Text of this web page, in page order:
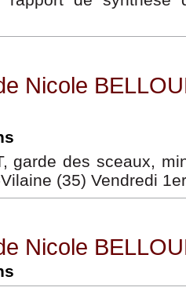
Nicole
garde des sceaux,
(35) Vendredi
Nicole